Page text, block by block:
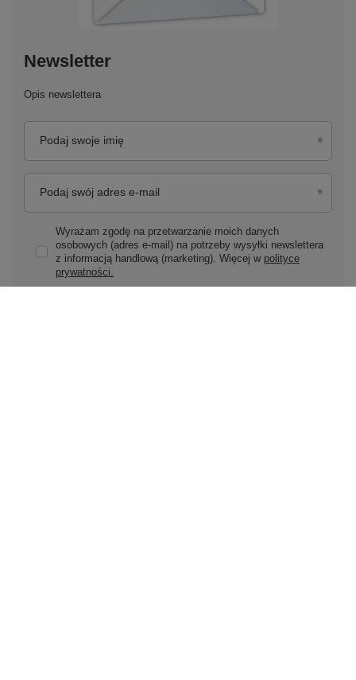
Newsletter
Opis newslettera
Podaj swoje imię
Podaj swój adres e-mail
Wyrażam zgodę na przetwarzanie moich danych
osobowych (adres e-mail) na potrzeby wysyłki newslettera
z informacją handlową (marketing). Więcej w polityce
prywatności.